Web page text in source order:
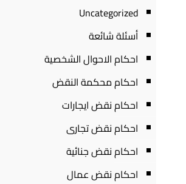
Uncategorized
أسئلة شائعة
احكام الاحوال الشخصية
احكام محكمة النقض
احكام نقض ايجارات
احكام نقض تجارى
احكام نقض جنائية
احكام نقض عمال